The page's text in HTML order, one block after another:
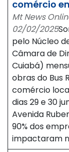
comércio
Mt News
02/02/2025
pelo Núcleo
Câmara de
Cuiabá)
obras do Bus
comércio
dias 29 e 30
Avenida
90% dos
impactaram